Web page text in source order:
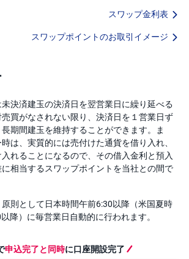
スワップ金利表
スワップポイントのお取引イメージ
決済建玉の決済日を翌営業日に繰り延べる
買がなされない限り、決済日を１営業日ず
期間建玉を維持することができます。ま
は、実質的には売付けた通貨を借り入れ、
れることになるので、その借入金利と預入
相当するスワップポイントを当社との間で
則として日本時間午前6:30以降（米国夏時
降）に毎営業日自動的に行われます。
申込完了と同時に口座開設完了